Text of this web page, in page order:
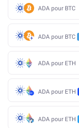
ADA pour BTC
ADA pour BTC
ADA pour ETH
ADA pour ETH
ADA pour ETH